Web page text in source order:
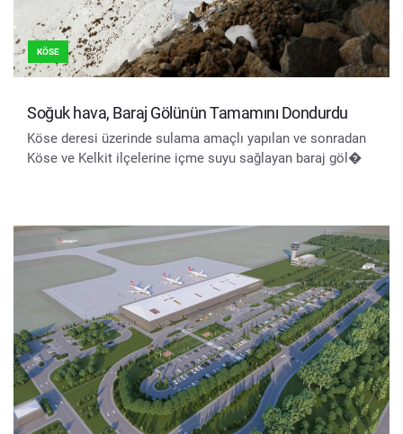
KÖSE
Soğuk hava, Baraj Gölünün Tamamını Dondurdu
Köse deresi üzerinde sulama amaçlı yapılan ve sonradan
Köse ve Kelkit ilçelerine içme suyu sağlayan baraj göl�